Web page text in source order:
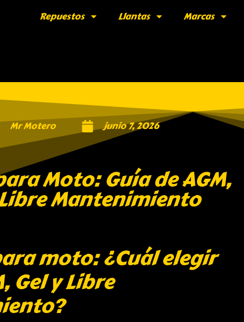
Repuestos Llantas Marcas
Mr Motero junio 7, 2026
Moto: Guía de AGM,
Mantenimiento
moto: ¿Cuál elegir
Gel y Libre